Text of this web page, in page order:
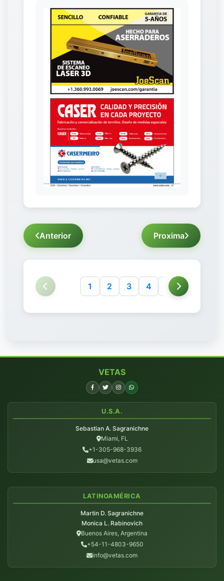
Anterior Proxima
1 2 3 4 5 6
VETAS
U.S.A.
Sebastian A. Sagranichne
Miami, FL
+1-305-968-3936
usa@vetas.com
LATINOAMÉRICA
Martin D. Sagranichne
Monica L. Rabinovich
Buenos Aires, Argentina
+54-11-4803-9650
info@vetas.com